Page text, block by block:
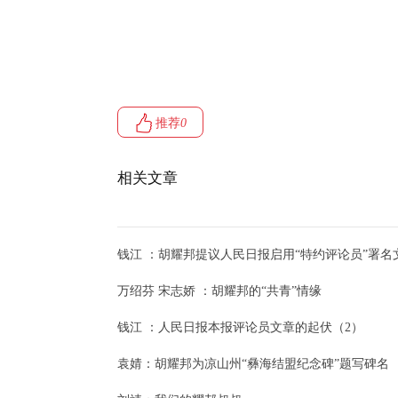
推荐0
相关文章
钱江 ：胡耀邦提议人民日报启用“特约评论员”署名
万绍芬 宋志娇 ：胡耀邦的“共青”情缘
钱江 ：人民日报本报评论员文章的起伏（2）
袁婧：胡耀邦为凉山州“彝海结盟纪念碑”题写碑名